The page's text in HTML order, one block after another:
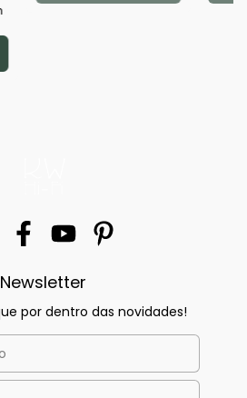
Newsletter
por dentro das novidades!